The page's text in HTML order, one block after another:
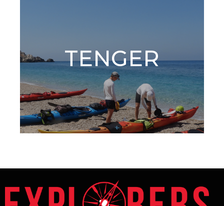
TENGER